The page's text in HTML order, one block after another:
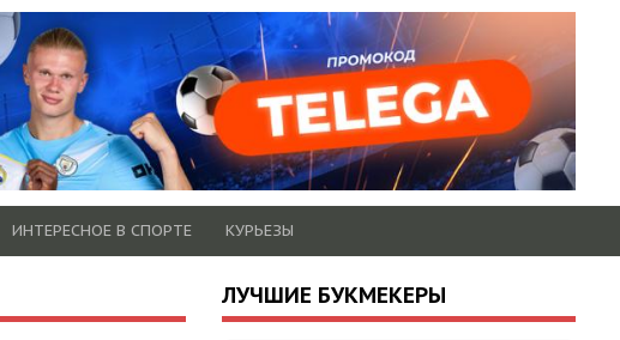
ИНТЕРЕСНОЕ В СПОРТЕ КУРЬЕЗЫ
ЛУЧШИЕ БУКМЕКЕРЫ